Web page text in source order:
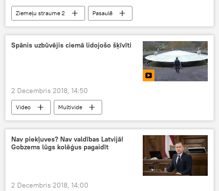
Ziemeļu straume 2 Pasaulē
Spānis uzbūvējis ciemā lidojošo šķīvīti
2 Decembris 2018, 14:50
Video Multivide
Nav piekļuves? Nav valdības Latvijā!
Gobzems lūgs kolēģus pagaidīt
2 Decembris 2018, 14:00